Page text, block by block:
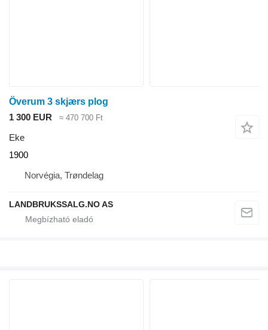
Överum 3 skjærs plog
1 300 EUR
≈ 470 700 Ft
Eke
1900
Norvégia, Trøndelag
LANDBRUKSSALG.NO AS